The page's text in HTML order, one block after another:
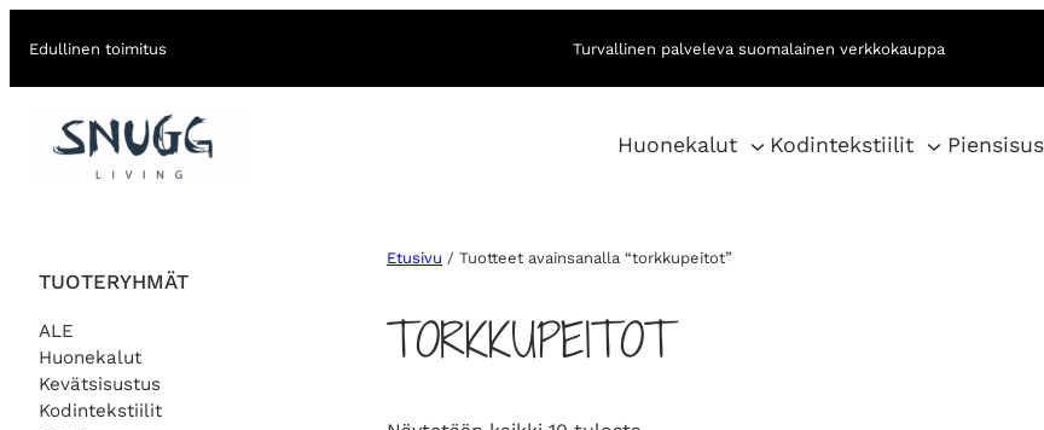
Edullinen toimitus Turvallinen palveleva suomalainen verkkokauppa
Huonekalut Kodintekstiilit
TUOTERYHMÄT
ALE
Huonekalut
Kevätsisustus
Kodintekstiilit
Etusivu / Tuotteet avainsanalla “torkkupeitot”
TORKKUPEITOT